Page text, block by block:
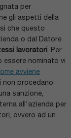
per
gli aspetti della
che questo
o dal Datore
lavoratori . Per
essere nominato vi
avviene
non procedano
sanzione,
all'azienda per
ovvero ad un